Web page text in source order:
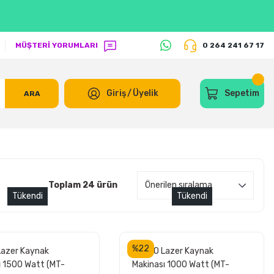
MÜŞTERİ YORUMLARI 0 264 241 67 17
ARA Giriş/Üyelik Sepetim
Toplam 24 ürün
Tükendi
Kaynak
1500 Watt (MT-
Tükendi
%22
JETCO Lazer Kaynak
Makinası 1000 Watt (MT-